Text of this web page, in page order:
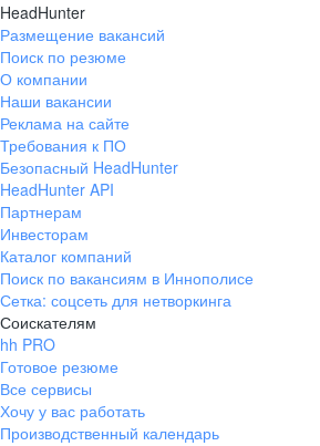
HeadHunter
Размещение вакансий
Поиск по резюме
О компании
Наши вакансии
Реклама на сайте
Требования к ПО
Безопасный HeadHunter
HeadHunter API
Партнерам
Инвесторам
Каталог компаний
Поиск по вакансиям в Иннополисе
Сетка: соцсеть для нетворкинга
Соискателям
hh PRO
Готовое резюме
Все сервисы
Хочу у вас работать
Производственный календарь